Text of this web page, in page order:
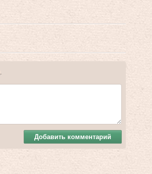
Добавить комментарий